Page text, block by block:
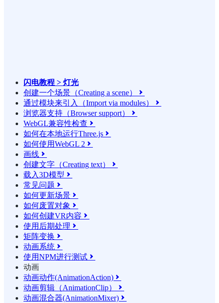
闪电教程 > 灯光
创建一个场景（Creating a scene）

通过模块来引入（Import via modules） 
浏览器支持（Browser support） 
WebGL兼容性检查 
如何在本地运行Three.js 
如何使用WebGL 2 
画线 
创建文字（Creating text） 
载入3D模型 
常见问题 
如何更新场景 
如何废置对象 
如何创建VR内容 
使用后期处理 
矩阵变换 
动画系统 
使用NPM进行测试 
动画
动画动作(AnimationAction) 
动画剪辑（AnimationClip） 
动画混合器(AnimationMixer) 